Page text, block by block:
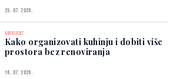
25. 07. 2026.
AMBIJENT
Kako organizovati kuhinju i dobiti više
prostora bez renoviranja
16. 07. 2026.